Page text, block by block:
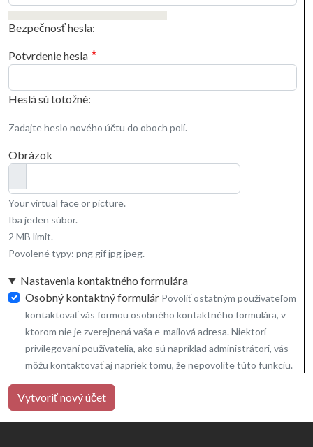
Bezpečnosť hesla:
Potvrdenie hesla
Heslá sú totožné:
Zadajte heslo nového účtu do oboch polí.
Obrázok
Your virtual face or picture.
Iba jeden súbor.
2 MB limit.
Povolené typy: png gif jpg jpeg.
Nastavenia kontaktného formulára
Osobný kontaktný formulár Povoliť ostatným používateľom
kontaktovať vás formou osobného kontaktného formulára, v
ktorom nie je zverejnená vaša e-mailová adresa. Niektorí
privilegovaní používatelia, ako sú napríklad administrátori, vás
môžu kontaktovať aj napriek tomu, že nepovolíte túto funkciu.
Vytvoriť nový účet